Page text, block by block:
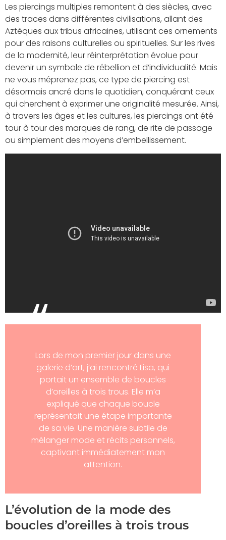
Les piercings multiples remontent à des siècles, avec
des traces dans différentes civilisations, allant des
Aztèques aux tribus africaines, utilisant ces ornements
pour des raisons culturelles ou spirituelles. Sur les rives
de la modernité, leur réinterprétation évolue pour
devenir un symbole de rébellion et d’individualité. Mais
ne vous méprenez pas, ce type de piercing est
désormais ancré dans le quotidien, conquérant ceux
qui cherchent à exprimer une originalité mesurée. Ainsi,
à travers les âges et les cultures, les piercings ont été
tour à tour des marques de rang, de rite de passage
ou simplement des moyens d’embellissement.
Lors de mon premier jour dans une
galerie d’art, j’ai rencontré Lisa, qui
portait un ensemble de boucles
d’oreilles à trois trous. Elle m’a
expliqué que chaque boucle
représentait une étape importante
de sa vie. Une manière subtile de
mélanger mode et récits personnels,
captivant immédiatement mon
attention.
L’évolution de la mode des
boucles d’oreilles à trois trous